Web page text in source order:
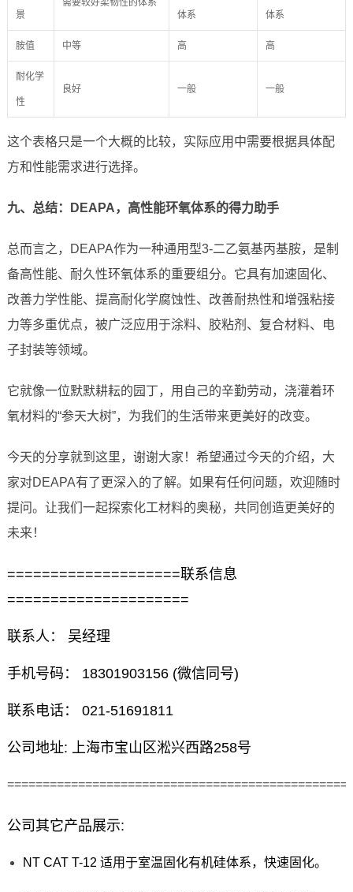
景
需要较好柔韧性的体系
体系
体系
胺值 中等 高 高
耐化学
性
良好 一般 一般
这个表格只是一个大概的比较，实际应用中需要根据具体配
方和性能需求进行选择。
九、总结：DEAPA，高性能环氧体系的得力助手
总而言之，DEAPA作为一种通用型3-二乙氨基丙基胺，是制
备高性能、耐久性环氧体系的重要组分。它具有加速固化、
改善力学性能、提高耐化学腐蚀性、改善耐热性和增强粘接
力等多重优点，被广泛应用于涂料、胶粘剂、复合材料、电
子封装等领域。
它就像一位默默耕耘的园丁，用自己的辛勤劳动，浇灌着环
氧材料的“参天大树”，为我们的生活带来更美好的改变。
今天的分享就到这里，谢谢大家！希望通过今天的介绍，大
家对DEAPA有了更深入的了解。如果有任何问题，欢迎随时
提问。让我们一起探索化工材料的奥秘，共同创造更美好的
未来！
====================联系信息
=====================
联系人： 吴经理
手机号码： 18301903156 (微信同号)
联系电话： 021-51691811
公司地址: 上海市宝山区淞兴西路258号
公司其它产品展示:
NT CAT T-12 适用于室温固化有机硅体系，快速固化。